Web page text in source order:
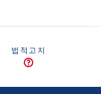
법적고지